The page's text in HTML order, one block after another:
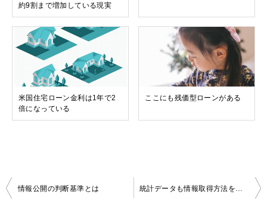
約9割まで増加している現実
米国住宅ローン金利は1年で2
倍になっている
ここにも残価型ローンがある
投
情報公開の判断基準とは